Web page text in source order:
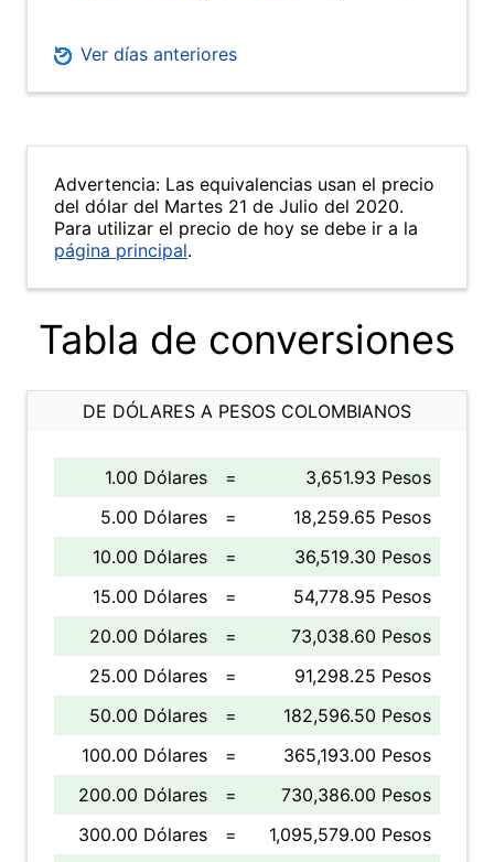
Ver días anteriores
Advertencia: Las equivalencias usan el precio
del dólar del Martes 21 de Julio del 2020.
Para utilizar el precio de hoy se debe ir a la
página principal.
Tabla de conversiones
DE DÓLARES A PESOS COLOMBIANOS
1.00 Dólares =
3,651.93 Pesos
5.00 Dólares
=
18,259.65 Pesos
10.00 Dólares
=
36,519.30 Pesos
15.00 Dólares
=
54,778.95 Pesos
20.00 Dólares
=
73,038.60 Pesos
25.00 Dólares
=
91,298.25 Pesos
50.00 Dólares
=
182,596.50 Pesos
100.00 Dólares
=
365,193.00 Pesos
200.00 Dólares
=
730,386.00 Pesos
300.00 Dólares
=
1,095,579.00 Pesos